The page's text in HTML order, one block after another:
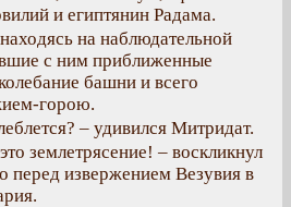
и египтянин Радама.
на наблюдательной
с ним приближенные
башни и всего
горою.
– удивился Митридат.
землетрясение! – воскликнул
перед извержением Везувия в